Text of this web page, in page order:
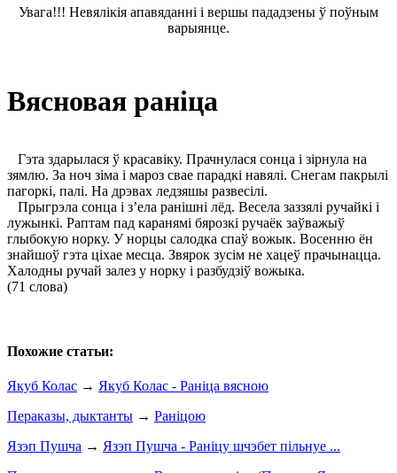
Увага!!! Невялікія апавяданні і вершы пададзены ў поўным
варыянце.
Вясновая раніца
Гэта здарылася ў красавіку. Прачнулася сонца і зірнула на
зямлю. За ноч зіма і мароз свае парадкі навялі. Снегам пакрылі
пагоркі, палі. На дрэвах ледзяшы развесілі.
Прыгрэла сонца і з’ела ранішні лёд. Весела заззялі ручайкі і
лужынкі. Раптам пад каранямі бярозкі ручаёк заўважыў
глыбокую норку. У норцы салодка спаў вожык. Восенню ён
знайшоў гэта ціхае месца. Звярок зусім не хацеў прачынацца.
Халодны ручай залез у норку і разбудзіў вожыка.
(71 слова)
Похожие статьи:
Якуб Колас → Якуб Колас - Раніца вясною
Пераказы, дыктанты → Раніцою
Язэп Пушча → Язэп Пушча - Раніцу шчэбет пільнуе ...